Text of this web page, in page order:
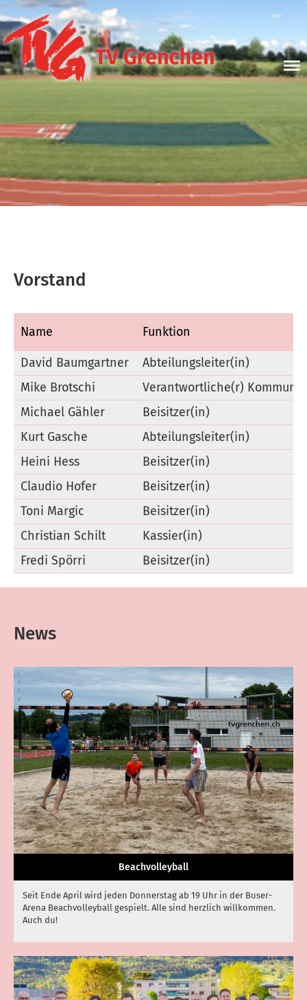
Vorstand
Name Funktion
David Baumgartner
Abteilungsleiter(in)
Mike Brotschi
Verantwortliche(r)
Michael Gähler
Beisitzer(in)
Kurt Gasche
Abteilungsleiter(in)
Heini Hess
Beisitzer(in)
Claudio Hofer
Beisitzer(in)
Toni Margic
Beisitzer(in)
Christian Schilt
Kassier(in)
Fredi Spörri
Beisitzer(in)
News
Beachvolleyball
Seit Ende April wird jeden Donnerstag ab 19 Uhr in der Buser-
Arena Beachvolleyball gespielt. Alle sind herzlich willkommen.
Auch du!